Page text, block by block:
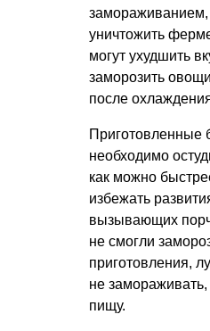
замораживанием,
уничтожить
могут ухудшить
заморозить
после
Приготовленные
необходимо
как можно
избежать
вызывающих
не смогли
приготовления,
не замораживать,
пищу.